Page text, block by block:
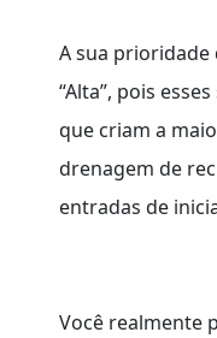
A sua prioridade
“Alta”, pois
que criam a
drenagem de
entradas de
Você realmente